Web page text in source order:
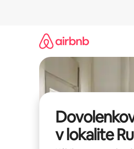
v lokalite